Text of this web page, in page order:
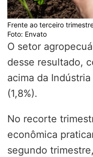
Frente ao terceiro
Foto: Envato
O setor
desse resultado,
acima da
(1,8%).
No recorte
econômica
segundo